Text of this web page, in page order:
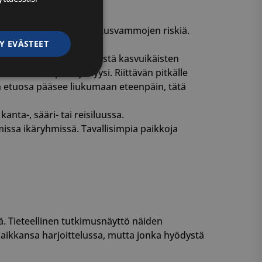
lisätä erilaisten rasitusvammojen riskiä.
alueella.
Yksi yleisimmistä syistä kasvuikäisten
eli spondylolyysi. Riittävän pitkälle
pääsee liukumaan eteenpäin, tätä
, sääri- tai reisiluussa.
ikäryhmissä. Tavallisimpia paikkoja
Tieteellinen tutkimusnäyttö näiden
harjoittelussa, mutta jonka hyödystä
EVÄSTEET
ja